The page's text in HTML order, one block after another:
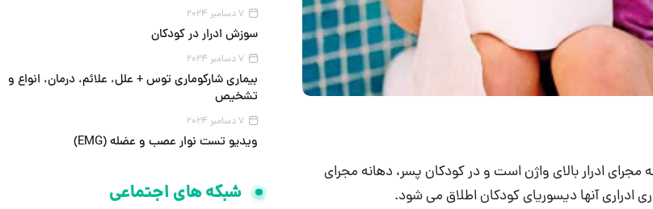
مجرای ادرار بالای واژن است و در کودکان پسر، دهانه مجرای
ادراری آنها دیسوریای کودکان اطلاق می شود.
7 دسامبر 2024
سوزش ادرار در کودکان
7 دسامبر 2024
بیماری شارکوماری توس + علل، علائم، درمان، انواع و
تشخیص
7 دسامبر 2024
ویدیو تست نوار عصب و عضله (EMG)
شبکه های اجتماعی